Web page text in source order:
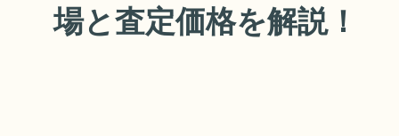
場と査定価格を解説！